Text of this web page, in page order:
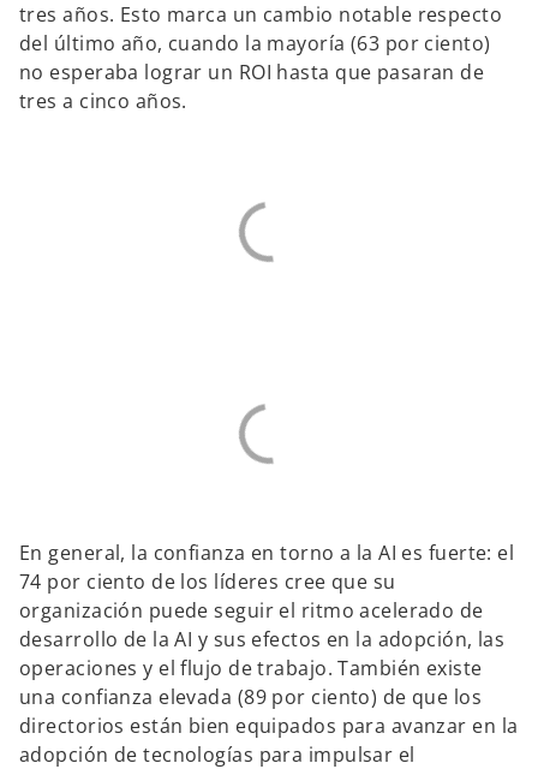
tres años. Esto marca un cambio notable respecto
del último año, cuando la mayoría (63 por ciento)
no esperaba lograr un ROI hasta que pasaran de
tres a cinco años.
En general, la confianza en torno a la AI es fuerte: el
74 por ciento de los líderes cree que su
organización puede seguir el ritmo acelerado de
desarrollo de la AI y sus efectos en la adopción, las
operaciones y el flujo de trabajo. También existe
una confianza elevada (89 por ciento) de que los
directorios están bien equipados para avanzar en la
adopción de tecnologías para impulsar el